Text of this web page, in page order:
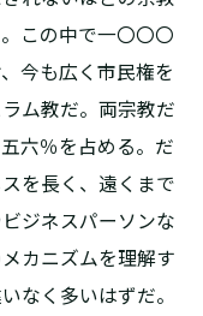
この中で一〇〇〇
今も広く市民権を
ム教だ。両宗教だ
六％を占める。だ
を長く、遠くまで
ジネスパーソンな
カニズムを理解す
なく多いはずだ。